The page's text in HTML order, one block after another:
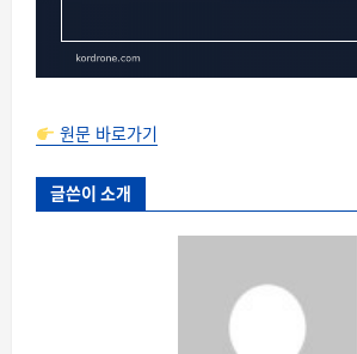
원문 바로가기
글쓴이 소개